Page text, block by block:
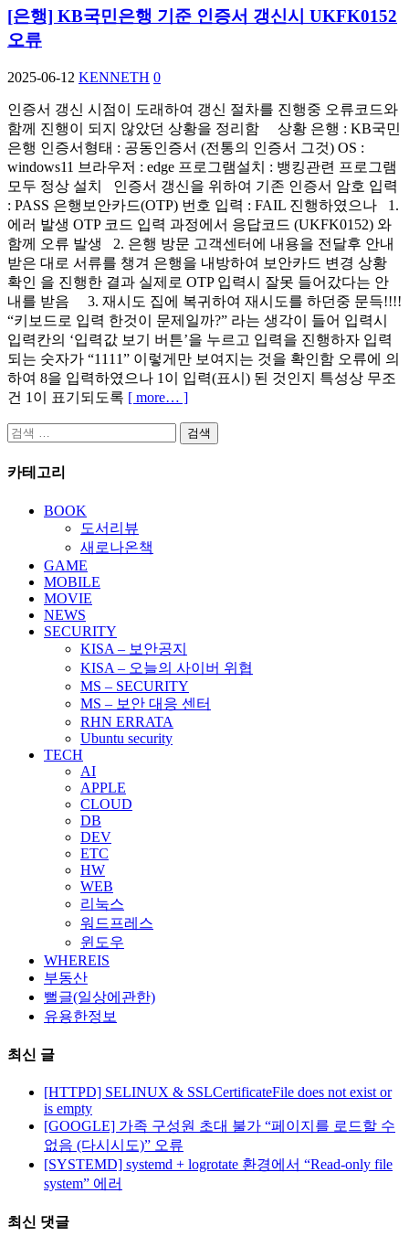
[은행] KB국민은행 기준 인증서 갱신시 UKFK0152
오류
2025-06-12 KENNETH 0
인증서 갱신 시점이 도래하여 갱신 절차를 진행중 오류코드와
함께 진행이 되지 않았던 상황을 정리함 상황 은행 : KB국민
은행 인증서형태 : 공동인증서 (전통의 인증서 그것) OS :
windows11 브라우저 : edge 프로그램설치 : 뱅킹관련 프로그램
모두 정상 설치 인증서 갱신을 위하여 기존 인증서 암호 입력
: PASS 은행보안카드(OTP) 번호 입력 : FAIL 진행하였으나 1.
에러 발생 OTP 코드 입력 과정에서 응답코드 (UKFK0152) 와
함께 오류 발생 2. 은행 방문 고객센터에 내용을 전달후 안내
받은 대로 서류를 챙겨 은행을 내방하여 보안카드 변경 상황
확인 을 진행한 결과 실제로 OTP 입력시 잘못 들어갔다는 안
내를 받음 3. 재시도 집에 복귀하여 재시도를 하던중 문득!!!!
“키보드로 입력 한것이 문제일까?” 라는 생각이 들어 입력시
입력칸의 ‘입력값 보기 버튼’을 누르고 입력을 진행하자 입력
되는 숫자가 “1111” 이렇게만 보여지는 것을 확인함 오류에 의
하여 8을 입력하였으나 1이 입력(표시) 된 것인지 특성상 무조
건 1이 표기되도록 [ more… ]
검
카테고리
BOOK
도서리뷰
새로나온책
GAME
MOBILE
MOVIE
NEWS
SECURITY
KISA – 보안공지
KISA – 오늘의 사이버 위협
MS – SECURITY
MS – 보안 대응 센터
RHN ERRATA
Ubuntu security
TECH
AI
APPLE
CLOUD
DB
DEV
ETC
HW
WEB
리눅스
워드프레스
윈도우
WHEREIS
부동산
뻘글(일상에관한)
유용한정보
최신 글
[HTTPD] SELINUX & SSLCertificateFile does not exist or
is empty
[GOOGLE] 가족 구성원 초대 불가 “페이지를 로드할 수
없음 (다시시도)” 오류
[SYSTEMD] systemd + logrotate 환경에서 “Read-only file
system” 에러
최신 댓글